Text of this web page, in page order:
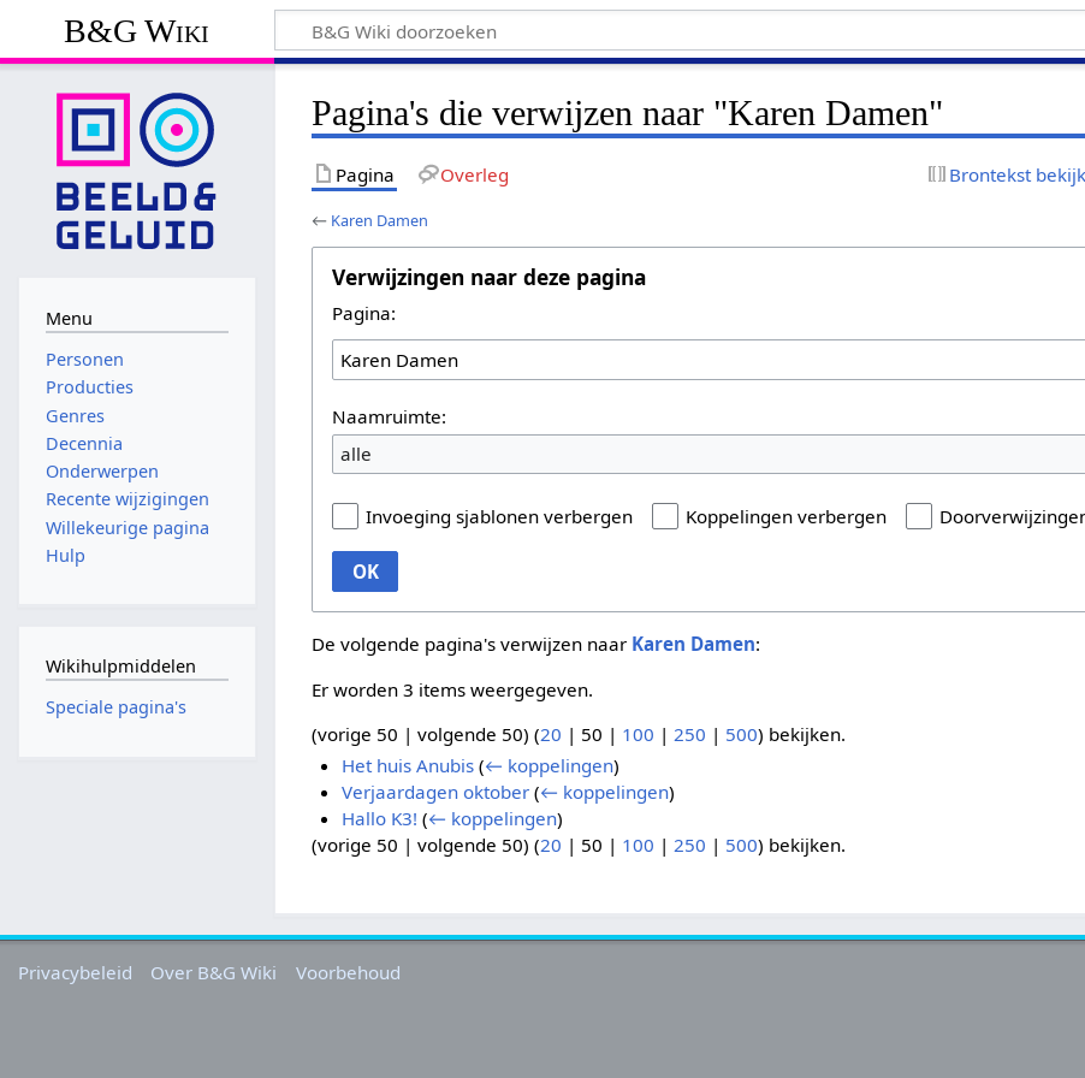
B&G Wiki
Pagina's die verwijzen naar "Karen Damen"
Pagina Overleg Brontekst
← Karen Damen
Verwijzingen naar deze pagina
Pagina:
Naamruimte:
alle
Invoeging sjablonen verbergen Koppelingen verbergen
OK
De volgende pagina's verwijzen naar Karen Damen:
Er worden 3 items weergegeven.
(vorige 50 |volgende 50) (20 | 50 | 100 | 250 | 500) bekijken.
Het huis Anubis (← koppelingen)
Verjaardagen oktober (← koppelingen)
Hallo K3! (← koppelingen)
(vorige 50 |volgende 50) (20 | 50 | 100 |250 | 500) bekijken.
Menu
Personen
Producties
Genres
Decennia
Onderwerpen
Recente wijzigingen
Willekeurige pagina
Hulp
Wikihulpmiddelen
Speciale pagina's
Privacybeleid Over B&G Wiki Voorbehoud